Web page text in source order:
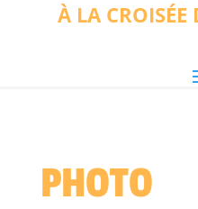
À LA CROISÉE
PHOTO